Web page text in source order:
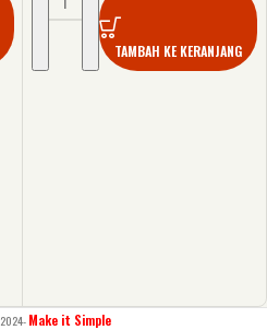
TAMBAH KE KERANJANG
2024- Make it Simple